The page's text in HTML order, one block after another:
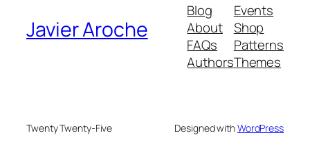
Javier Aroche
Blog
About
FAQs
Authors
Events
Shop
Patterns
Themes
Twenty Twenty-Five Designed withWordPress